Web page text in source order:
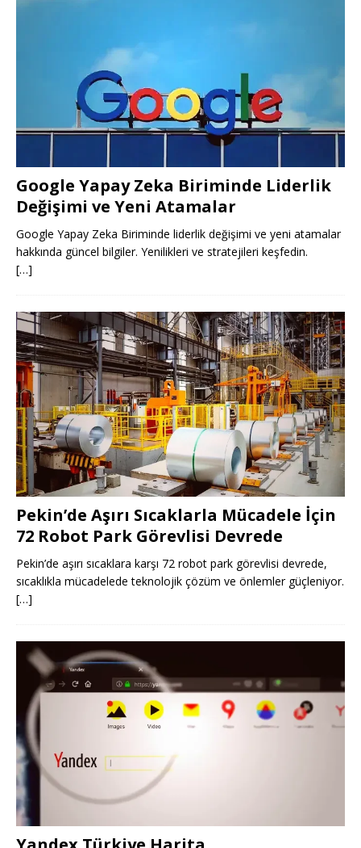
Google Yapay Zeka Biriminde Liderlik
Değişimi ve Yeni Atamalar
Google Yapay Zeka Biriminde liderlik değişimi ve yeni atamalar
hakkında güncel bilgiler. Yenilikleri ve stratejileri keşfedin.
[…]
Pekin’de Aşırı Sıcaklarla Mücadele İçin
72 Robot Park Görevlisi Devrede
Pekin’de aşırı sıcaklara karşı 72 robot park görevlisi devrede,
sıcaklıkla mücadelede teknolojik çözüm ve önlemler güçleniyor.
[…]